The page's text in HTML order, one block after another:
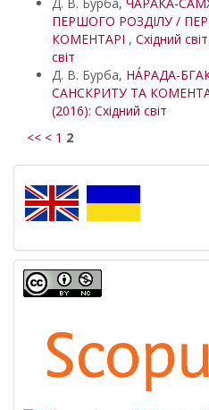
ПЕРШОГО РОЗДІЛУ /
КОМЕНТАРІ , Східний
світ
Д. В. Бурба, НÁРАДА-
САНСКРИТУ ТА
(2016): Східний світ
<< < 1 2